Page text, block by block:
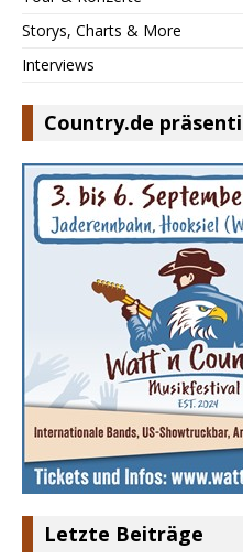
Storys, Charts & More
Interviews
Country.de
Letzte Beiträge